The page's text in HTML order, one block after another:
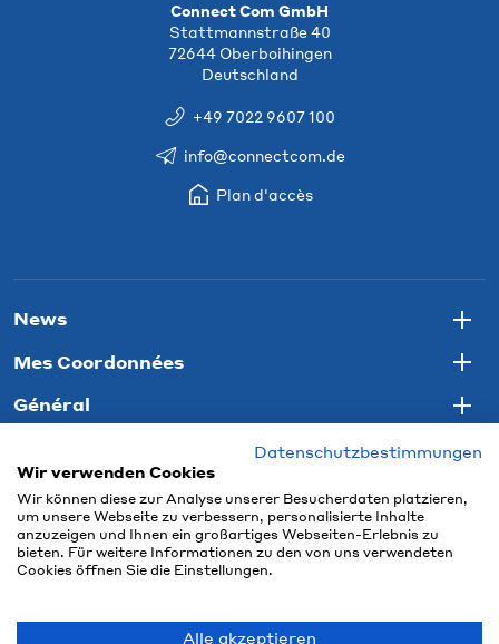
Connect Com GmbH
Stattmannstraße 40
72644 Oberboihingen
Deutschland
+49 7022 9607 100
info@connectcom.de
Plan d'accès
News
Mes Coordonnées
Général
Datenschutzbestimmungen
Wir verwenden Cookies
Wir können diese zur Analyse unserer Besucherdaten platzieren,
um unsere Webseite zu verbessern, personalisierte Inhalte
anzuzeigen und Ihnen ein großartiges Webseiten-Erlebnis zu
bieten. Für weitere Informationen zu den von uns verwendeten
Cookies öffnen Sie die Einstellungen.
Alle akzeptieren